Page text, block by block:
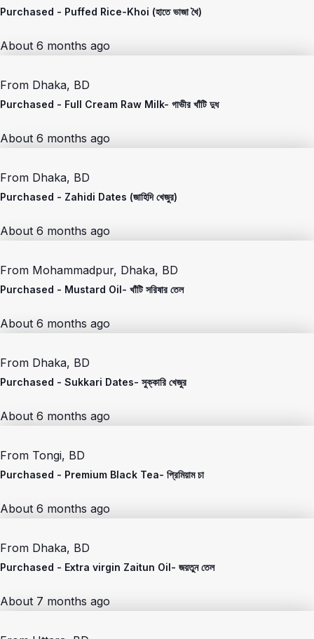
Purchased - Puffed Rice-Khoi (হাতে ভাজা খৈ)
About 6 months ago
From Dhaka, BD
Purchased - Full Cream Raw Milk- গাভীর খাঁটি দুধ
About 6 months ago
From Dhaka, BD
Purchased - Zahidi Dates (জাহিদি খেজুর)
About 6 months ago
From Mohammadpur, Dhaka, BD
Purchased - Mustard Oil- খাঁটি সরিষার তেল
About 6 months ago
From Dhaka, BD
Purchased - Sukkari Dates- সুক্কারি খেজুর
About 6 months ago
From Tongi, BD
Purchased - Premium Black Tea- প্রিমিয়াম চা
About 6 months ago
From Dhaka, BD
Purchased - Extra virgin Zaitun Oil- জয়তুন তেল
About 7 months ago